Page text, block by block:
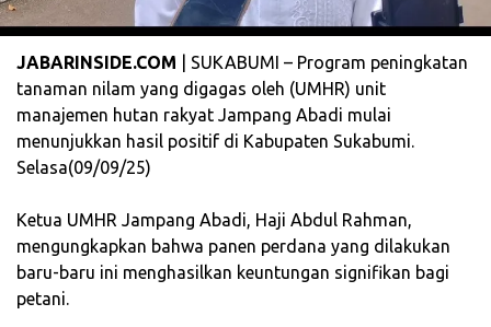
JABARINSIDE.COM | SUKABUMI – Program peningkatan
tanaman nilam yang digagas oleh (UMHR) unit
manajemen hutan rakyat Jampang Abadi mulai
menunjukkan hasil positif di Kabupaten Sukabumi.
Selasa(09/09/25)
‎Ketua UMHR Jampang Abadi, Haji Abdul Rahman,
mengungkapkan bahwa panen perdana yang dilakukan
baru-baru ini menghasilkan keuntungan signifikan bagi
petani.